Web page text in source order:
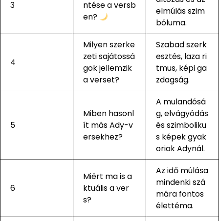
3
ntése a versb
en?
elmúlás szim
bóluma.
4
Milyen szerke
zeti sajátossá
gok jellemzik
a verset?
Szabad szerk
esztés, laza ri
tmus, képi ga
zdagság.
5
Miben hasonl
ít más Ady-v
ersekhez?
A mulandósá
g, elvágyódás
és szimboliku
s képek gyak
oriak Adynál.
6
Miért ma is a
ktuális a ver
s?
Az idő múlása
mindenki szá
mára fontos
élettéma.